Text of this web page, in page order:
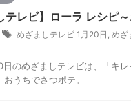
テレビ】ローラ レシピ
めざましテレビ 1月20日 , めざ
日のめざましテレビは、「キ
おうちでさつポテ。